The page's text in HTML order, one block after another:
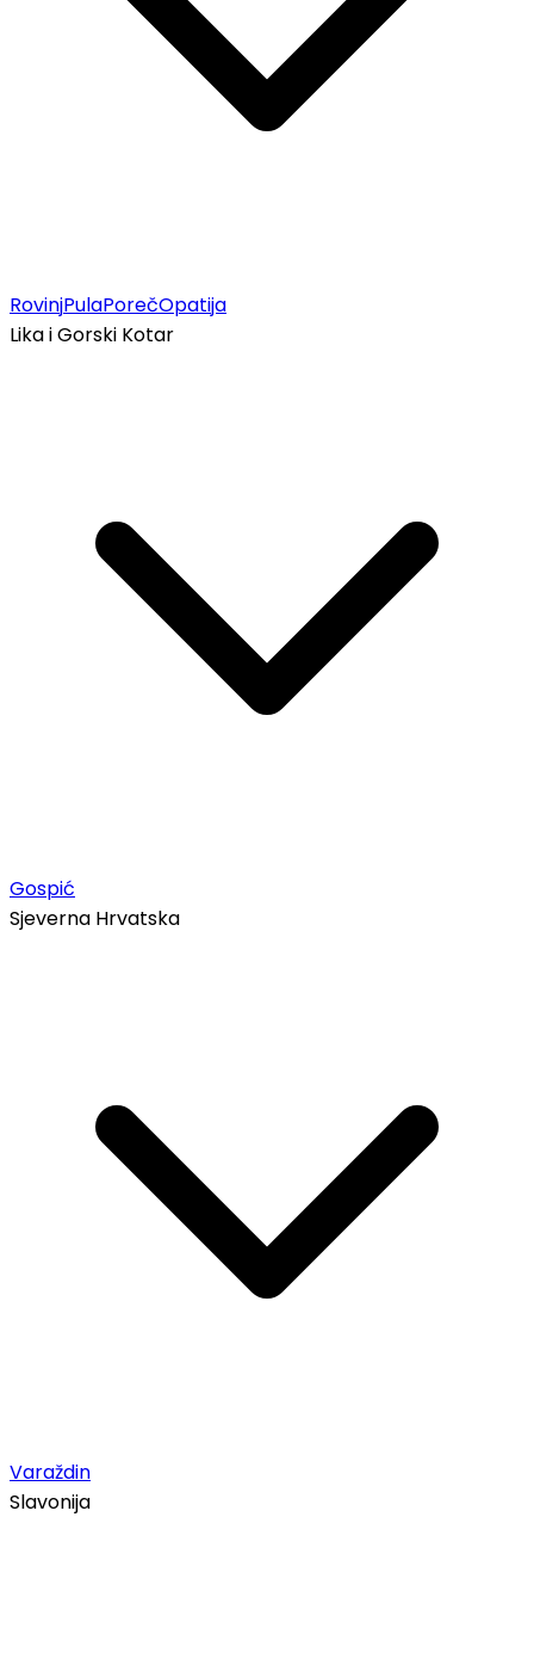
RovinjPulaPorečOpatija
Lika i Gorski Kotar
Gospić
Sjeverna Hrvatska
Varaždin
Slavonija